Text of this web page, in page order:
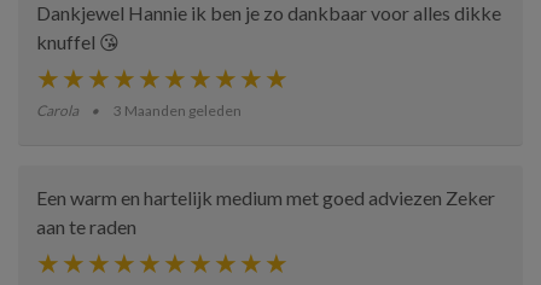
Dankjewel Hannie ik ben je zo dankbaar voor alles dikke
knuffel 😘
Carola 3 Maanden geleden
Een warm en hartelijk medium met goed adviezen Zeker
aan te raden